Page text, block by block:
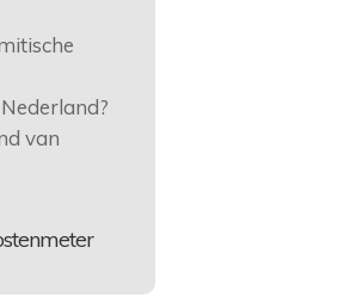
van